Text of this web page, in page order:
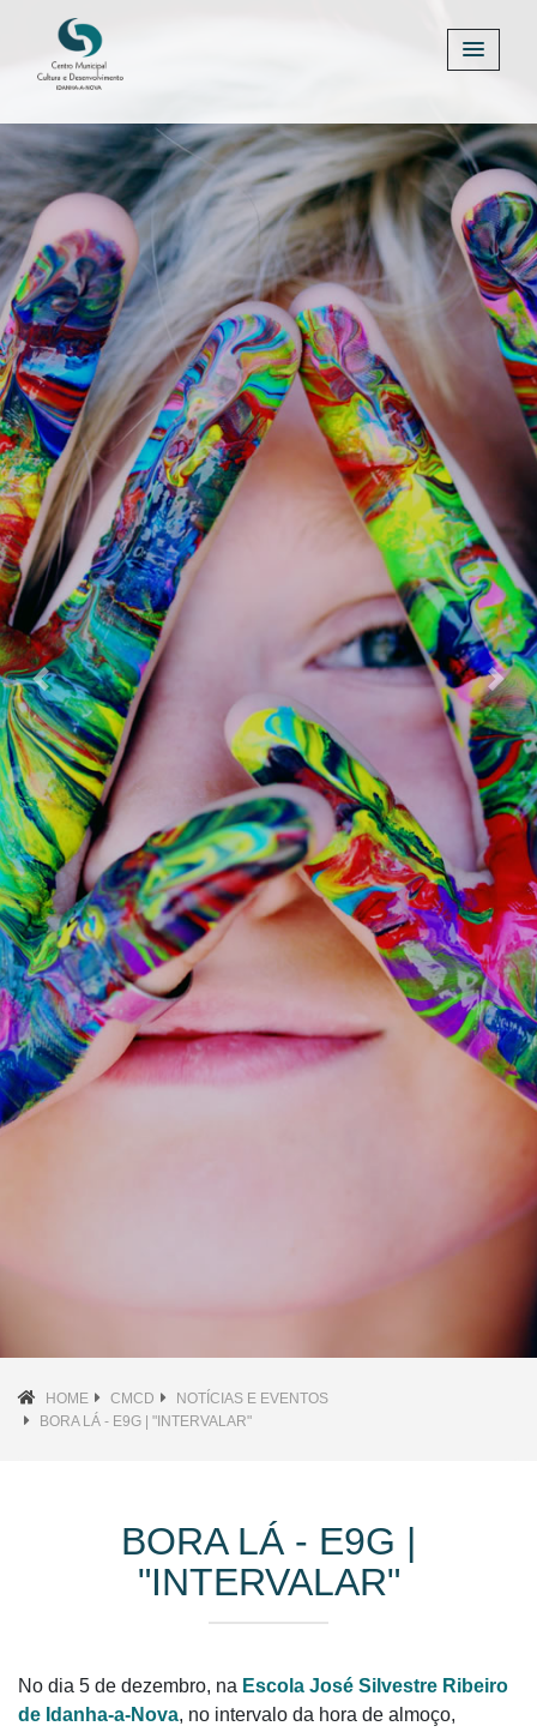
Previous Next
HOME CMCD
NOTÍCIAS E EVENTOS
BORA LÁ - E9G | "INTERVALAR"
BORA LÁ - E9G |
"INTERVALAR"
No dia 5 de dezembro, na Escola José Silvestre Ribeiro
de Idanha-a-Nova, no intervalo da hora de almoço,